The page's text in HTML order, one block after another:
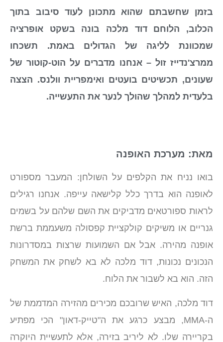
בזמן שחשבתם שהוא מתכונן לעוד סיבוב בתוך
הכלוב, הלוחם דוד מלכה בונה בשקט אופרציה
שמכוונת לליגה של הגדולים באמת. תשכחו
ממרצ'נדייז זול – אנחנו מדברים על הוט-קוטור של
שעונים, תכשיטים בועטים ואימפריית וולנס. הצצה
בלעדית למהלך שהולך לנער את התעשייה.
מאת: מערכת האופנה
בואו נניח את הקלפים על השולחן: המעבר מספורט
לאופנה הוא בדרך כלל קלישאה עייפה. אנחנו רגילים
לראות ספורטאים מדביקים את השם שלהם על בשמים
גנריים או משיקים קולקציית קפסולה משעממת ברשת
אופנה מהירה. אבל אם השמועות שרצות במסדרונות
הנכונים נכונות, דוד מלכה לא בא לשחק את המשחק
הזה. הוא בא לשבור את הלוח.
דוד מלכה, האיש שרובכם מכירים מהזירה המדממת של
ה-MMA, מבצע כרגע את ה"טייק-דאון" הכי מפתיע
בקריירה שלו. לא ליריב בזירה, אלא לתעשיית היוקרה